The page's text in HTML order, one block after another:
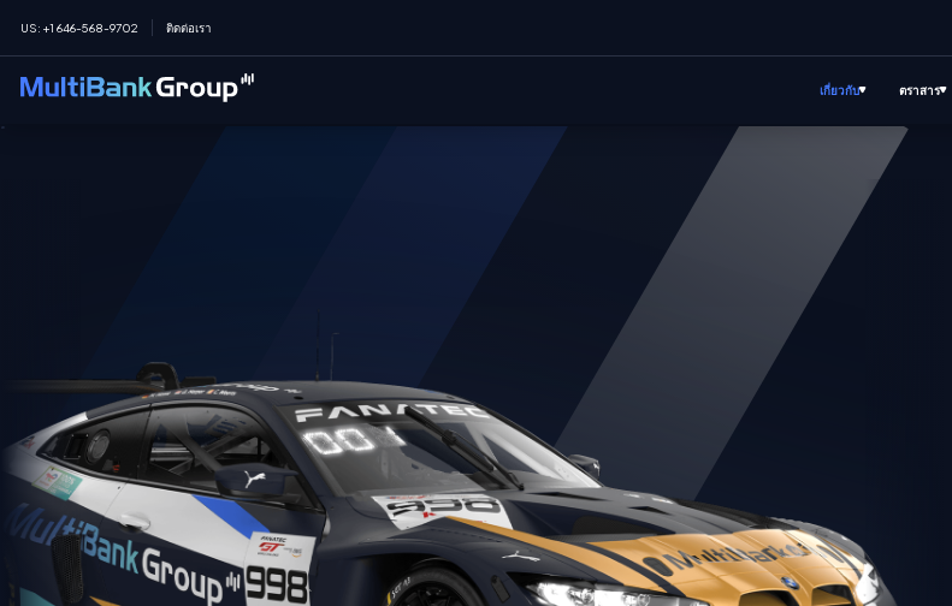
US: +1 646-568-9702 ติดต่อเรา
เกี่ยวกับ ตราสาร